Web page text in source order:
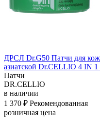
ДРСЛ Dr.G50 Патчи для
азиатской Dr.CELLIO 4 IN
Патчи
DR.CELLIO
в наличии
1 370 ₽ Рекомендованная
розничная цена